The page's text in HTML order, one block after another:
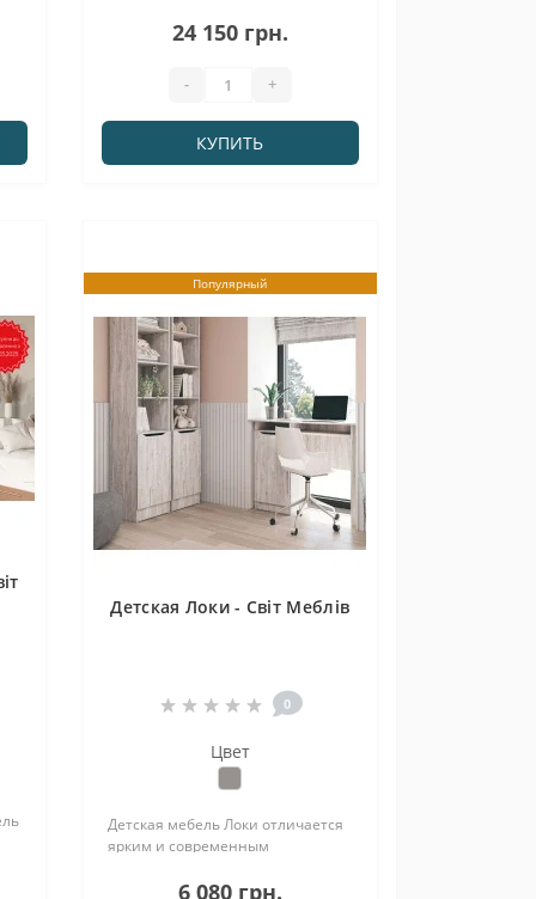
мебель от производителя Світ
меблів предназначена для
Лояльная стоимость, гарантия и
24 150 грн.
- +
КУПИТЬ
Популярный
Детская Локи - Світ Меблів
0
Цвет
Детская мебель Локи отличается
ярким и современным
глянцевый, кристально белый
6 080 грн.